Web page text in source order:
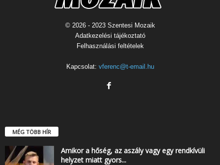
© 2026 - 2023 Szentesi Mozaik
Adatkezelési tájékoztató
Felhasználási feltételek
Kapcsolat: vferenc@t-email.hu
MÉG TÖBB HÍR
Amikor a hőség, az aszály vagy egy rendkívüli
helyzet miatt gyors...